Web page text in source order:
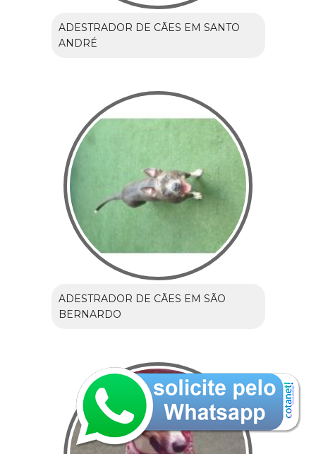
ADESTRADOR DE CÃES EM SANTO
ANDRÉ
ADESTRADOR DE CÃES EM SÃO
BERNARDO